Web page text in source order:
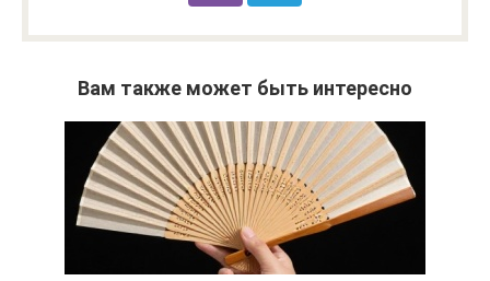
Вам также может быть интересно